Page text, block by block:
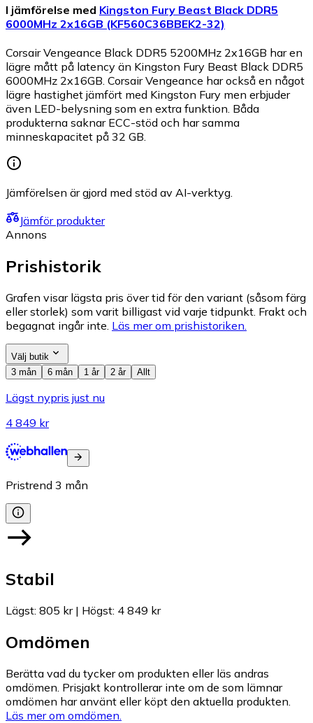
I jämförelse med Kingston Fury Beast Black DDR5
6000MHz 2x16GB (KF560C36BBEK2-32)
Corsair Vengeance Black DDR5 5200MHz 2x16GB har en
lägre mått på latency än Kingston Fury Beast Black DDR5
6000MHz 2x16GB. Corsair Vengeance har också en något
lägre hastighet jämfört med Kingston Fury men erbjuder
även LED-belysning som en extra funktion. Båda
produkterna saknar ECC-stöd och har samma
minneskapacitet på 32 GB.
Jämförelsen är gjord med stöd av AI-verktyg.
Jämför produkter
Annons
Prishistorik
Grafen visar lägsta pris över tid för den variant (såsom färg
eller storlek) som varit billigast vid varje tidpunkt. Frakt och
begagnat ingår inte. Läs mer om prishistoriken.
Välj butik
3 mån
6 mån 1 år 2 år Allt
Lägst nypris just nu
4 849 kr
Pristrend 3 mån
Stabil
Lägst: 805 kr| Högst: 4 849 kr
Omdömen
Berätta vad du tycker om produkten eller läs andras
omdömen. Prisjakt kontrollerar inte om de som lämnar
omdömen har använt eller köpt den aktuella produkten.
Läs mer om omdömen.